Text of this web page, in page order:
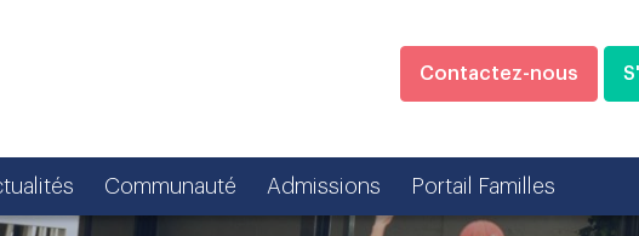
Contactez-nous
Communauté Admissions Portail Familles